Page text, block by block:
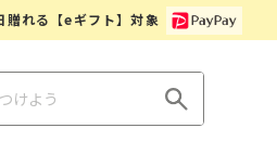
贈れる【eギフト】対象